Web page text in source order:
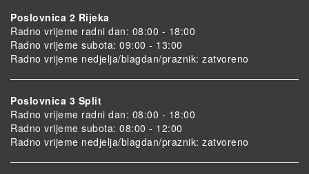
Poslovnica 2 Rijeka
Radno vrijeme radni dan: 08:00 - 18:00
Radno vrijeme subota: 09:00 - 13:00
Radno vrijeme nedjelja/blagdan/praznik: zatvoreno
Poslovnica 3 Split
Radno vrijeme radni dan: 08:00 - 18:00
Radno vrijeme subota: 08:00 - 12:00
Radno vrijeme nedjelja/blagdan/praznik: zatvoreno